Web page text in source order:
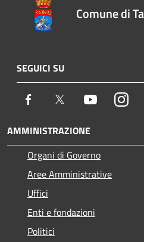
Comune di
SEGUICI SU
Facebook Twitter Youtube
AMMINISTRAZIONE
Organi di Governo
Aree Amministrative
Uffici
Enti e fondazioni
Politici